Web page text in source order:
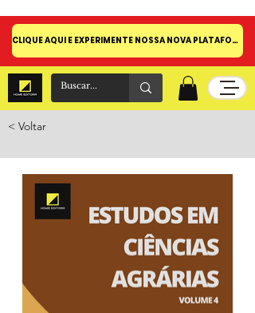
CLIQUE AQUI E EXPERIMENTE NOSSA NOVA PLATAFORMA!
< Voltar